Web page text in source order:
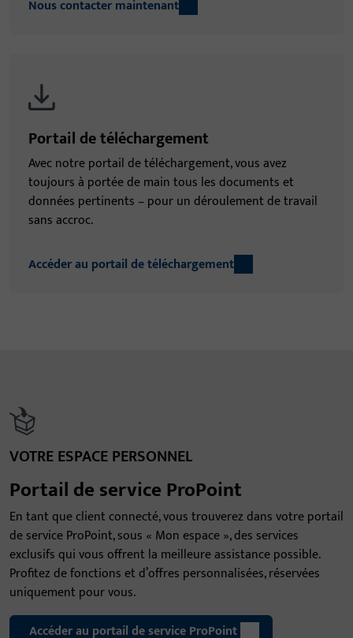
Nous contacter maintenant
Portail de téléchargement
Avec notre portail de téléchargement, vous avez
toujours à portée de main tous les documents et
données pertinents – pour un déroulement de travail
sans accroc.
Accéder au portail de téléchargement
VOTRE ESPACE PERSONNEL
Portail de service ProPoint
En tant que client connecté, vous trouverez dans votre portail
de service ProPoint, sous « Mon espace », des services
exclusifs qui vous offrent la meilleure assistance possible.
Profitez de fonctions et d’offres personnalisées, réservées
uniquement pour vous.
Accéder au portail de service ProPoint